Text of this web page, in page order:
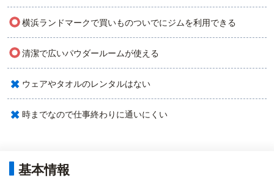
○横浜ランドマークで買いものついでにジムを利用できる
○清潔で広いパウダールームが使える
× ウェアやタオルのレンタルはない
× 時までなので仕事終わりに通いにくい
基本情報